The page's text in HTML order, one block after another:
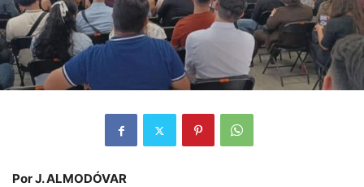
Por J. ALMODÓVAR